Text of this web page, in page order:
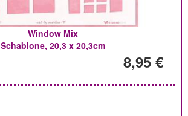
Window Mix
Schablone, 20,3 x 20,3cm
8,95 €